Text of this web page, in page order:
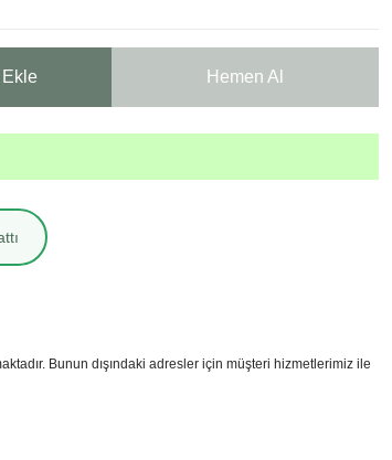
Hemen Al
Bunun dışındaki adresler için müşteri hizmetlerimiz ile